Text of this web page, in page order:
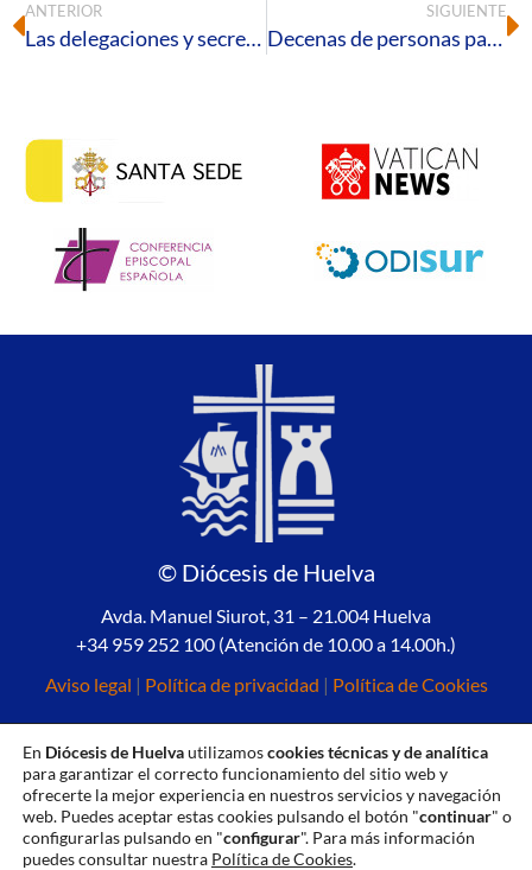
ANTERIOR
Las delegaciones y secretariados diocesanos preparan el próximo curso pastoral
SIGUIENTE
Decenas de personas participan en un nuevo Círculo de Silencio para visibilizar la realidad de los asentamientos
© Diócesis de Huelva
Avda. Manuel Siurot, 31 – 21.004 Huelva
+34 959 252 100 (Atención de 10.00 a 14.00h.)
Aviso legal | Política de privacidad | Política de Cookies
En Diócesis de Huelvautilizamoscookies técnicas y de analítica
para garantizar el correcto funcionamiento del sitio web y
ofrecerte la mejor experiencia en nuestros servicios y navegación
web. Puedes aceptar estas cookies pulsando el botón "continuar" o
configurarlas pulsando en "configurar". Para más información
puedes consultar nuestra Política de Cookies.